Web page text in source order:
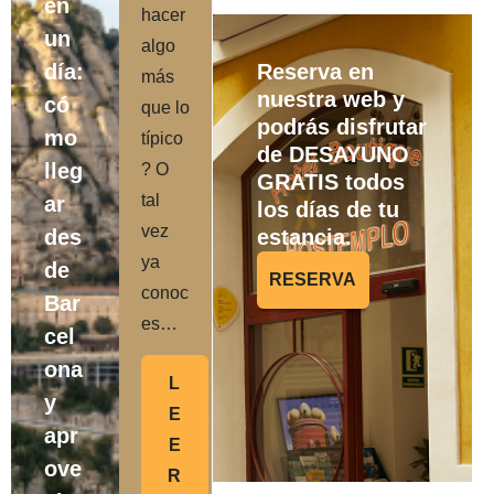
en
un
día:
có
mo
lleg
ar
des
de
Bar
cel
ona
y
apr
ove
hacer
algo
más
que lo
típico
? O
tal
vez
ya
conoc
es…
L
E
E
R
Reserva en
nuestra web y
podrás disfrutar
de DESAYUNO
GRATIS todos
los días de tu
estancia.
RESERVA